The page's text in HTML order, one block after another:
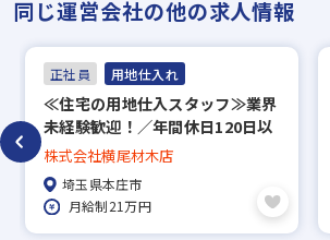
同じ運営会社の他の求人情報
正社員 用地仕入れ
≪住宅の用地仕入スタッフ≫業界
未経験歓迎！／年間休日120日以
上／研修制度・福利厚生充実◎／
埼玉県本庄市
株式会社横尾材木店
埼玉県本庄市
月給制21万円